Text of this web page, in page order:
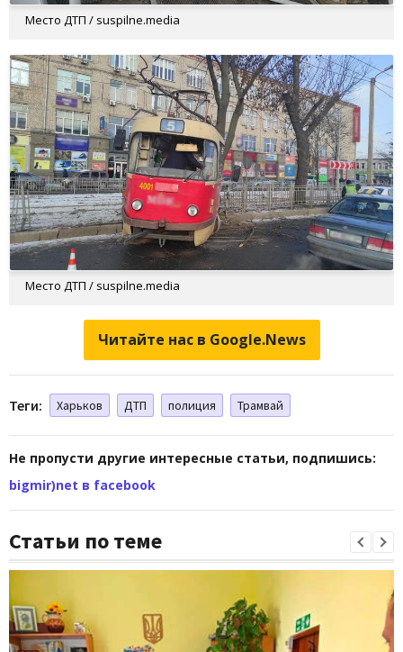
Место ДТП / suspilne.media
Место ДТП / suspilne.media
Читайте нас в Google.News
Теги: Харьков ДТП полиция Трамвай
Не пропусти другие интересные статьи, подпишись:
bigmir)net в facebook
Статьи по теме